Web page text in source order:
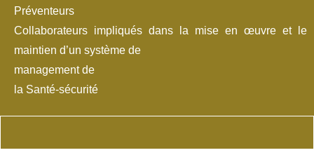
Préventeurs
Collaborateurs impliqués dans la mise en œuvre et le
maintien d’un système de
management de
la Santé-sécurité